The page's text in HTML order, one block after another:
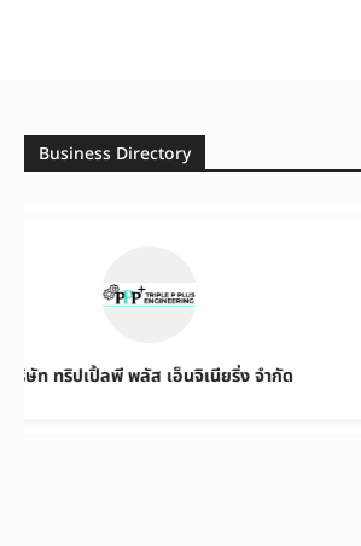
Business Directory
ปเปิ้ลพี พลัส เอ็นจิเนียริ่ง จำกัด